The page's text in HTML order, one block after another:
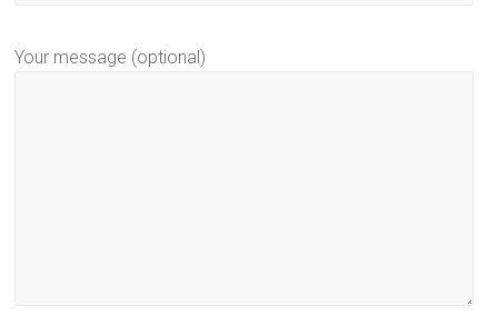
Your message (optional)